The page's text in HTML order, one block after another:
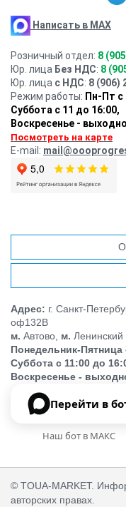
Написать в MAX
Розничный отдел: 8
Юр. лица Без НДС: 8
Юр. лица с НДС: 8 (906)
Режим работы: Пн-Пт с
Суббота с 11 до 16:00,
Воскресенье -
Посмотреть на карте
E-mail:
Адрес: г. Санкт-
оф132В
м. Автово, м. Ленинский
Понедельник-Пятница
Суббота с 11:00 до
Воскресенье -
Перейти в
Наш бот в МАКС
© TOUA-MARKET.
авторских правах.